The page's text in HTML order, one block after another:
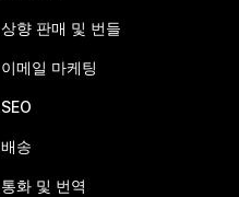
상향 판매 및 번들
이메일 마케팅
SEO
배송
통화 및 번역